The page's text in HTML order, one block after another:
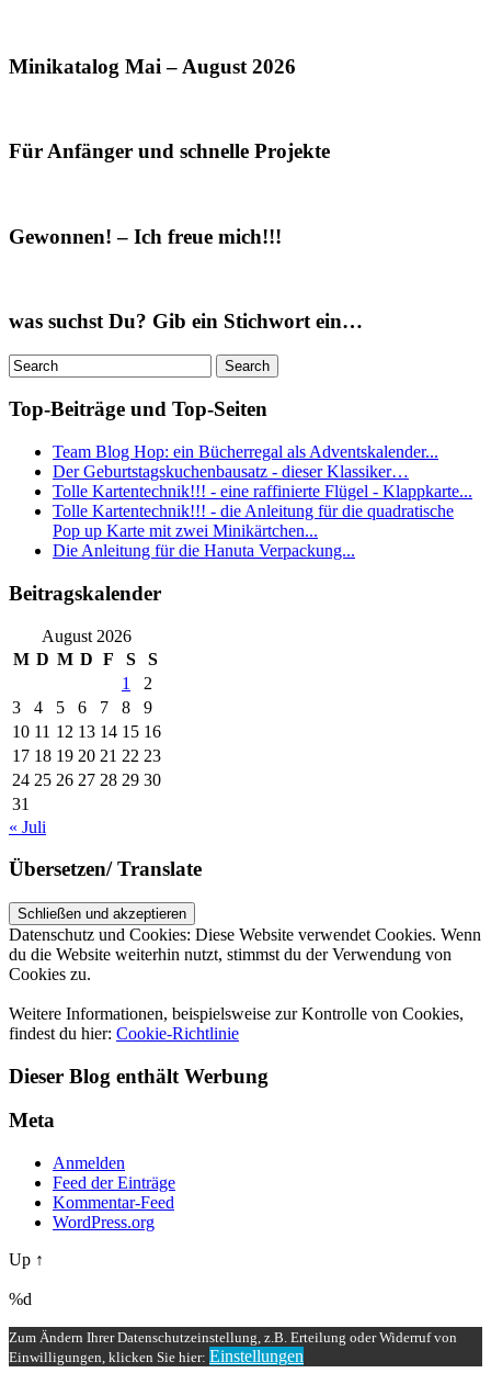
Minikatalog Mai – August 2026
Für Anfänger und schnelle Projekte
Gewonnen! – Ich freue mich!!!
was suchst Du? Gib ein Stichwort ein…
Top-Beiträge und Top-Seiten
Team Blog Hop: ein Bücherregal als Adventskalender...
Der Geburtstagskuchenbausatz - dieser Klassiker…
Tolle Kartentechnik!!! - eine raffinierte Flügel - Klappkarte...
Tolle Kartentechnik!!! - die Anleitung für die quadratische
Pop up Karte mit zwei Minikärtchen...
Die Anleitung für die Hanuta Verpackung...
Beitragskalender
August 2026
M D M D F S
S
1
2
3
4 5 6 7 8
9
10 11 12 13 14 15 16
17 18 19 20 21 22 23
24 25 26 27 28 29 30
31
« Juli
Übersetzen/ Translate
Datenschutz und Cookies: Diese Website verwendet Cookies. Wenn
du die Website weiterhin nutzt, stimmst du der Verwendung von
Cookies zu.
Weitere Informationen, beispielsweise zur Kontrolle von Cookies,
findest du hier: Cookie-Richtlinie
Dieser Blog enthält Werbung
Meta
Anmelden
Feed der Einträge
Kommentar-Feed
WordPress.org
Up ↑
%d
Zum Ändern Ihrer Datenschutzeinstellung, z.B. Erteilung oder Widerruf von
Einwilligungen, klicken Sie hier: Einstellungen